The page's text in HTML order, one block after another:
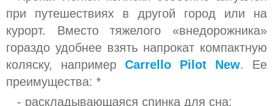
при путешествиях в другой город или на
курорт. Вместо тяжелого «внедорожника»
гораздо удобнее взять напрокат компактную
коляску, например Carrello Pilot New. Ее
преимущества: *
- раскладывающаяся спинка для сна;